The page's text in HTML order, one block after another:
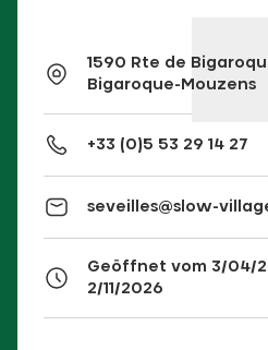
1590 Rte de
Bigaroque-Mouzens
+33 (0)5 53 29 14 27
seveilles@slow-
Geöffnet vom 3/04/
2/11/2026